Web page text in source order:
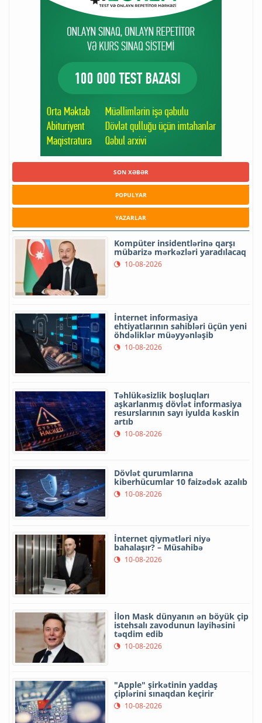
SON XƏBƏR
POPULYAR
YAZARLAR
Kompüter insidentlərinə qarşı
mübarizə mərkəzləri yaradılacaq
10-08-2026
İnternet informasiya
ehtiyatlarının sahibləri üçün yeni
öhdəliklər müəyyənləşib
10-08-2026
Təhlükəsizlik boşluqları
aşkarlanmış dövlət informasiya
resurslarının sayı iyulda kəskin
artıb
10-08-2026
Dövlət qurumlarına
kiberhücumlar 10 faizədək azalıb
10-08-2026
İnternet qiymətləri niyə
bahalaşır? – Müsahibə
10-08-2026
İlon Mask dünyanın ən böyük çip
istehsalı zavodunun layihəsini
təqdim edib
10-08-2026
"Apple" şirkətinin yaddaş
çiplərini sınaqdan keçirir
10-08-2026